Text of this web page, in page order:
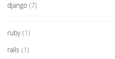
django (7)
ruby(1)
rails (1)